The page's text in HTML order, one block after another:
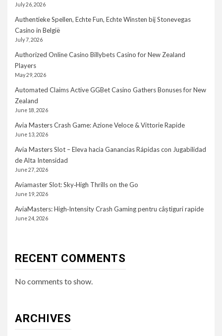
July 26, 2026
Authentieke Spellen, Echte Fun, Echte Winsten bij Stonevegas
Casino in België
July 7, 2026
Authorized Online Casino Billybets Casino for New Zealand
Players
May 29, 2026
Automated Claims Active GGBet Casino Gathers Bonuses for New
Zealand
June 18, 2026
Avia Masters Crash Game: Azione Veloce & Vittorie Rapide
June 13, 2026
Avia Masters Slot – Eleva hacia Ganancias Rápidas con Jugabilidad
de Alta Intensidad
June 27, 2026
Aviamaster Slot: Sky‑High Thrills on the Go
June 19, 2026
AviaMasters: High‑Intensity Crash Gaming pentru câștiguri rapide
June 24, 2026
RECENT COMMENTS
No comments to show.
ARCHIVES